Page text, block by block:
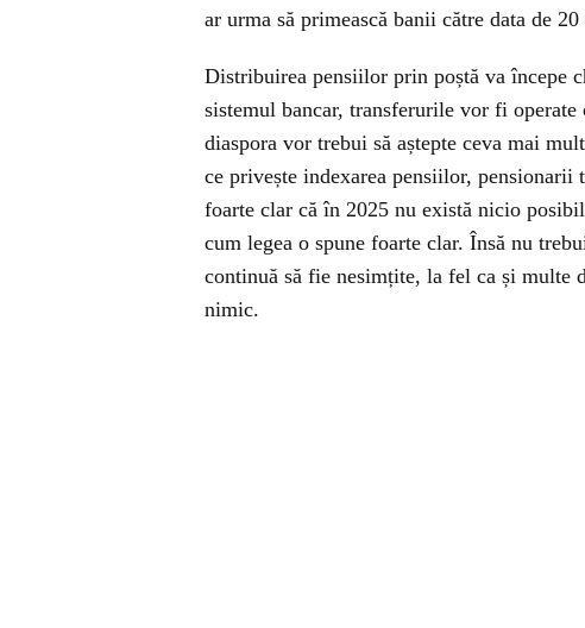
ar urma să primească banii către data de
Distribuirea pensiilor prin poștă va începe
sistemul bancar, transferurile vor fi
diaspora vor trebui să aștepte ceva mai
ce privește indexarea pensiilor,
foarte clar că în 2025 nu există nicio
cum legea o spune foarte clar. Însă nu
continuă să fie nesimțite, la fel ca și multe
nimic.